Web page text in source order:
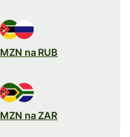
MZN na RUB
MZN na ZAR